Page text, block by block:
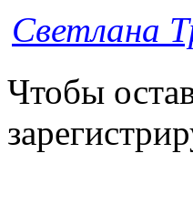
Светлана
Чтобы